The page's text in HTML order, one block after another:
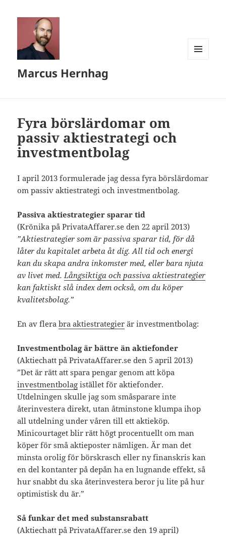
Marcus Hernhag
Fyra börslärdomar om
passiv aktiestrategi och
investmentbolag
I april 2013 formulerade jag dessa fyra börslärdomar
om passiv aktiestrategi och investmentbolag.
Passiva aktiestrategier sparar tid
(Krönika på PrivataAffarer.se den 22 april 2013)
”Aktiestrategier som är passiva sparar tid, för då
låter du kapitalet arbeta åt dig. All tid och energi
kan du skapa andra inkomster med, eller bara njuta
av livet med.Långsiktiga och passiva aktiestrategier
kan faktiskt slå index dem också, om du köper
kvalitetsbolag.”
En av flerabra aktiestrategier är investmentbolag:
Investmentbolag är bättre än aktiefonder
(Aktiechatt på PrivataAffarer.se den 5 april 2013)
”Det är rätt att spara pengar genom att köpa
investmentbolag istället för aktiefonder.
Utdelningen skulle jag som småsparare inte
återinvestera direkt, utan åtminstone klumpa ihop
all utdelning under våren till ett aktieköp.
Minicourtaget blir rätt högt procentuellt om man
köper för små aktieposter nämligen. Är man det
minsta orolig för börskrasch eller ny finanskris kan
en del kontanter på depån ha en lugnande effekt, så
hur snabbt du ska återinvestera beror ju lite på hur
optimistisk du är.”
Så funkar det med substansrabatt
(Aktiechatt på PrivataAffarer.se den 19 april)